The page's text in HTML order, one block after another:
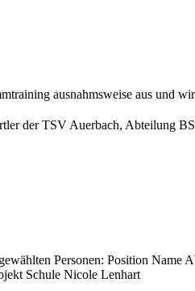
der TSV Auerbach, Abteilung
ausnahmsweise aus und
Personen: Position Name
Schule Nicole Lenhart